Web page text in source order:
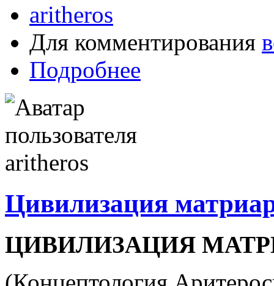
aritheros
Для комментирования
Подробнее
Цивилизация
ЦИВИЛИЗАЦИЯ